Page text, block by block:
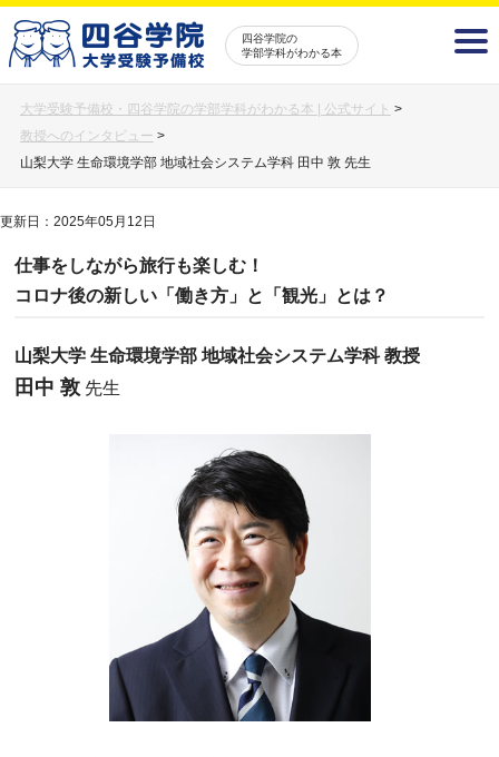
四谷学院の
学部学科がわかる本
大学受験予備校・四谷学院の学部学科がわかる本 | 公式サイト >
教授へのインタビュー >
山梨大学 生命環境学部 地域社会システム学科 田中 敦 先生
更新日：2025年05月12日
仕事をしながら旅行も楽しむ！
コロナ後の新しい「働き方」と「観光」とは？
山梨大学 生命環境学部 地域社会システム学科 教授
田中 敦 先生